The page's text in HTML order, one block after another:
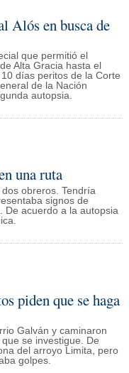
Alós en busca de
que permitió el
Alta Gracia hasta el
días peritos de la Corte
de la Nación
autopsia.
una ruta
obreros. Tendría
signos de
De acuerdo a la autopsia
piden que se haga
Galván y caminaron
se investigue. De
del arroyo Limita, pero
golpes.